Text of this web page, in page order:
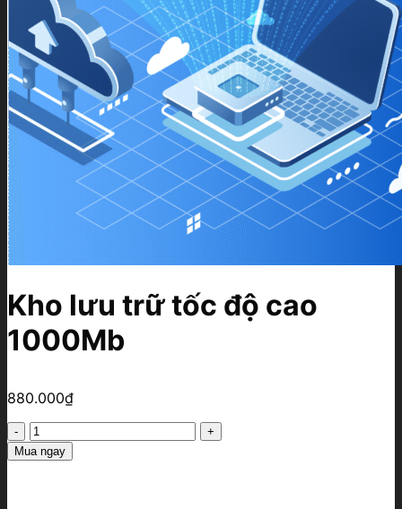
Kho lưu trữ tốc độ cao
1000Mb
880.000₫
Kho
lưu
trữ
Mua ngay